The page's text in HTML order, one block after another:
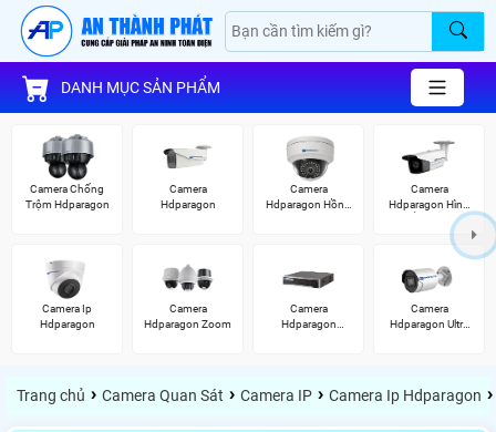
DANH MỤC SẢN PHẨM
Camera Chống
Trộm Hdparagon
Camera
Hdparagon
Camera
Hdparagon Hồng
Camera
Hdparagon Hình
Camera Ip
Hdparagon
Camera
Hdparagon Zoom
Camera
Hdparagon
Camera
Hdparagon Ultra
Trang chủ › Camera Quan Sát › Camera IP › Camera Ip Hdparagon ›